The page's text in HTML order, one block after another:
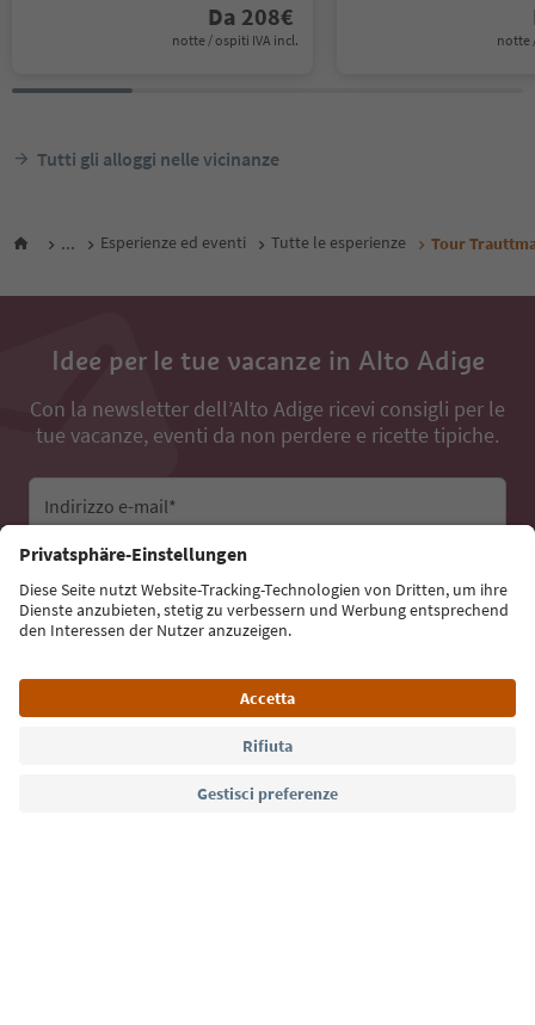
Da 208€
notte / ospiti IVA incl. notte
Tutti gli alloggi nelle vicinanze
... Esperienze ed eventi Tutte le esperienze Tour
Idee per le tue vacanze in Alto Adige
Con la newsletter dell’Alto Adige ricevi consigli per le
tue vacanze, eventi da non perdere e ricette tipiche.
Indirizzo e-mail*
Iscriviti alla newsletter